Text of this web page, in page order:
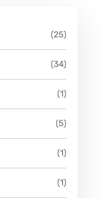
(25)
(34)
(1)
(5)
(1)
(1)